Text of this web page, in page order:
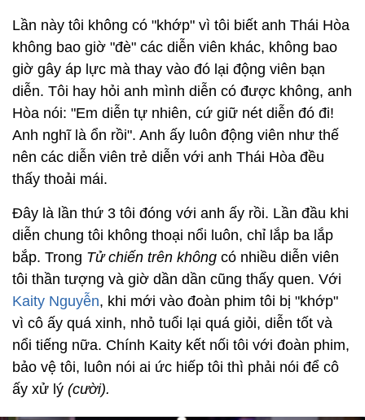
Lần này tôi không có "khớp" vì tôi biết anh Thái Hòa
không bao giờ "đè" các diễn viên khác, không bao
giờ gây áp lực mà thay vào đó lại động viên bạn
diễn. Tôi hay hỏi anh mình diễn có được không, anh
Hòa nói: "Em diễn tự nhiên, cứ giữ nét diễn đó đi!
Anh nghĩ là ổn rồi". Anh ấy luôn động viên như thế
nên các diễn viên trẻ diễn với anh Thái Hòa đều
thấy thoải mái.
Đây là lần thứ 3 tôi đóng với anh ấy rồi. Lần đầu khi
diễn chung tôi không thoại nổi luôn, chỉ lắp ba lắp
bắp. Trong Tử chiến trên không có nhiều diễn viên
tôi thần tượng và giờ dần dần cũng thấy quen. Với
Kaity Nguyễn, khi mới vào đoàn phim tôi bị "khớp"
vì cô ấy quá xinh, nhỏ tuổi lại quá giỏi, diễn tốt và
nổi tiếng nữa. Chính Kaity kết nối tôi với đoàn phim,
bảo vệ tôi, luôn nói ai ức hiếp tôi thì phải nói để cô
ấy xử lý (cười).